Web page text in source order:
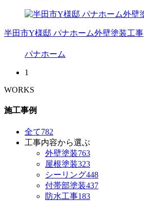
半田市Y様邸 パナホーム外壁塗装工事
パナホーム
1
WORKS
施工事例
全て782
工事内容から選ぶ
外壁塗装763
屋根塗装323
シーリング448
付帯部塗装437
防水工事183